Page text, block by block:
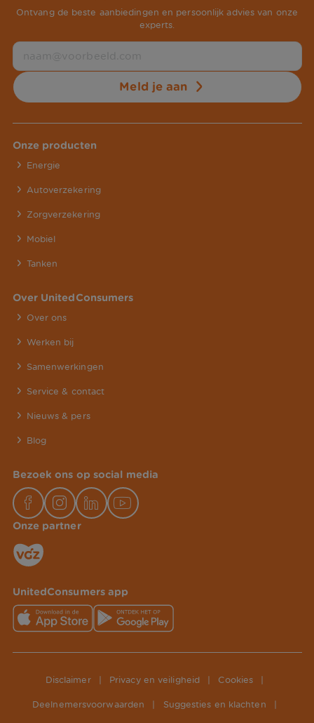
Ontvang de beste aanbiedingen en persoonlijk advies van onze
experts.
Meld je aan
Onze producten
Energie
Autoverzekering
Zorgverzekering
Mobiel
Tanken
Over UnitedConsumers
Over ons
Werken bij
Samenwerkingen
Service & contact
Nieuws & pers
Blog
Bezoek ons op social media
Onze partner
UnitedConsumers app
Disclaimer Privacy en veiligheid Cookies
Deelnemersvoorwaarden Suggesties en klachten